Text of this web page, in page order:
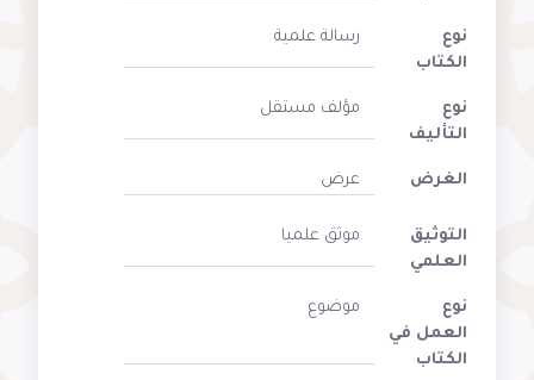
نوع
الكتاب
رسالة علمية
نوع
التأليف
مؤلف مستقل
الغرض عرض
التوثيق
العلمي
موثق علميا
نوع
العمل في
الكتاب
موضوع